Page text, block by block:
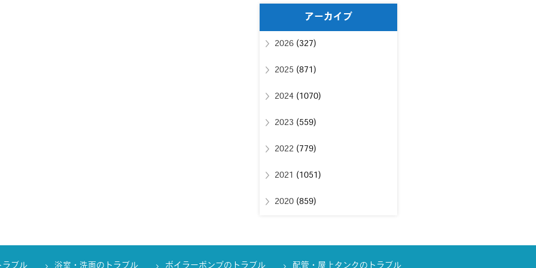
アーカイブ
2026(327)
2025 (871)
2024(1070)
2023 (559)
2022(779)
2021 (1051)
2020(859)
ラブル 浴室・洗面のトラブル ボイラーポンプのトラブル 配管・屋上タンクのトラブル